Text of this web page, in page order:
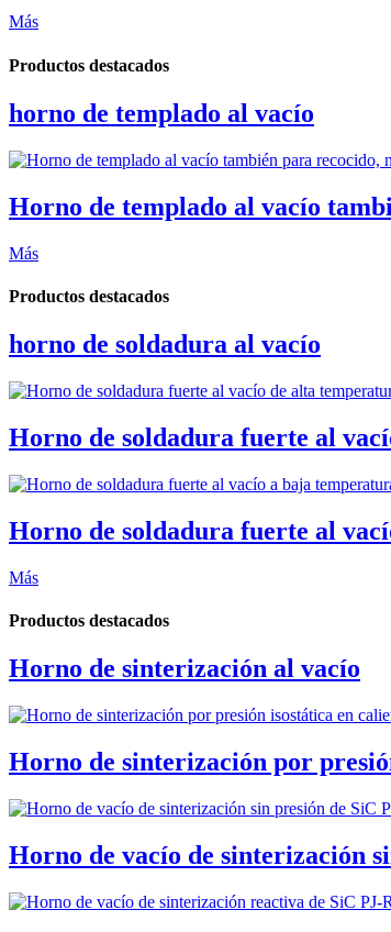
Más
Productos destacados
horno de templado al vacío
Horno de templado al vacío
Más
Productos destacados
horno de soldadura al vacío
Horno de soldadura fuerte al
Horno de soldadura fuerte al
Más
Productos destacados
Horno de sinterización al vacío
Horno de sinterización por
Horno de vacío de sinterización